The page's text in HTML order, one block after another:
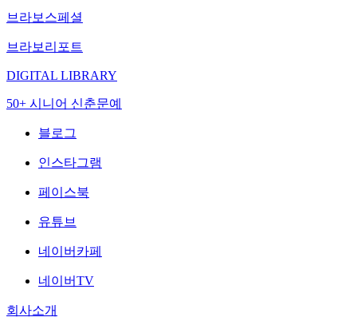
브라보스페셜
브라보리포트
DIGITAL LIBRARY
50+ 시니어 신춘문예
블로그
인스타그램
페이스북
유튜브
네이버카페
네이버TV
회사소개